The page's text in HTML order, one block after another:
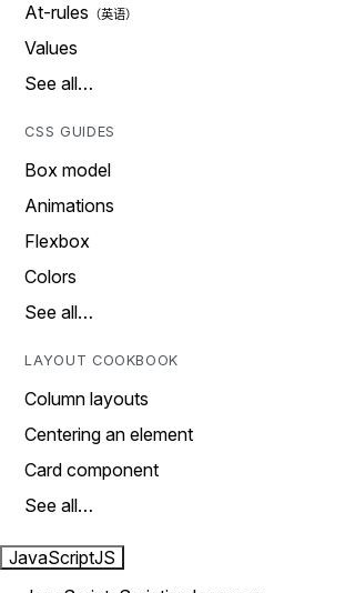
At-rules
Values
See all…
CSS GUIDES
Box model
Animations
Flexbox
Colors
See all…
LAYOUT COOKBOOK
Column layouts
Centering an element
Card component
See all…
JavaScriptJS